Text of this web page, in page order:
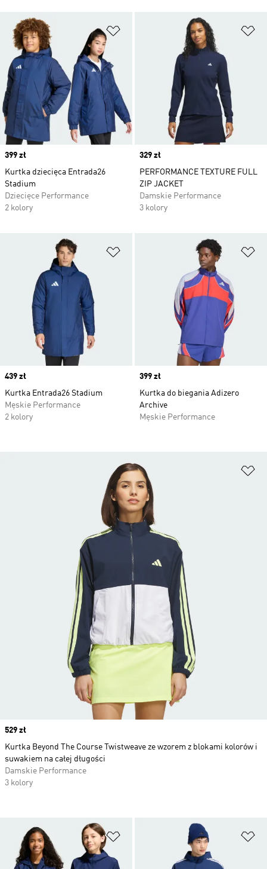
Dodaj do listy życzeń
Price
399 zł
Kurtka dziecięca Entrada26
Stadium
Dziecięce Performance
2 kolory
Price
329 zł
PERFORMANCE TEXTURE FULL
ZIP JACKET
Damskie Performance
3 kolory
Dodaj do listy życzeń
Price
439 zł
Kurtka Entrada26 Stadium
Męskie Performance
2 kolory
Price
399 zł
Kurtka do biegania Adizero
Archive
Męskie Performance
Dodaj do listy życzeń
Price
529 zł
Kurtka Beyond The Course Twistweave ze wzorem z blokami kolorów i
suwakiem na całej długości
Damskie Performance
3 kolory